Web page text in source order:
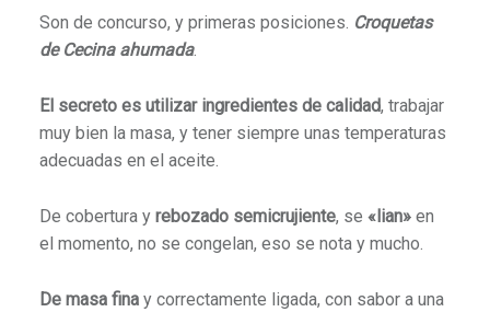
Son de concurso, y primeras posiciones. Croquetas
de Cecina ahumada.
El secreto es utilizar ingredientes de calidad, trabajar
muy bien la masa, y tener siempre unas temperaturas
adecuadas en el aceite.
De cobertura y rebozado semicrujiente, se «lian»en
el momento, no se congelan, eso se nota y mucho.
De masa finay correctamente ligada, con sabor a una